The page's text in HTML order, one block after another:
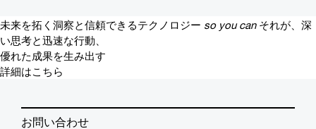
未来を拓く洞察と信頼できるテクノロジー so you can それが、深
い思考と迅速な行動、
優れた成果を生み出す
詳細はこちら
お問い合わせ